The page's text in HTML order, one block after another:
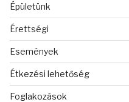
Épületünk
Érettségi
Események
Étkezési lehetőség
Foglakozások